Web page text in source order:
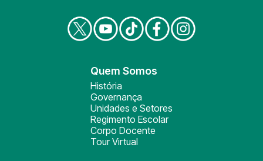
Quem Somos
História
Governança
Unidades e Setores
Regimento Escolar
Corpo Docente
Tour Virtual